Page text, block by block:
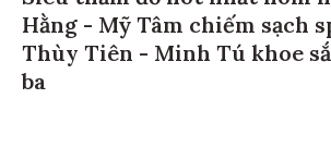
Hằng - Mỹ Tâm chiếm sạch
Thùy Tiên - Minh Tú khoe
ba